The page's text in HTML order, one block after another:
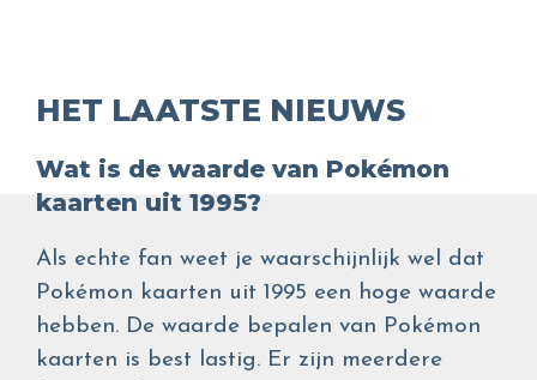
HET LAATSTE NIEUWS
Wat is de waarde van Pokémon
kaarten uit 1995?
Als echte fan weet je waarschijnlijk wel dat
Pokémon kaarten uit 1995 een hoge waarde
hebben. De waarde bepalen van Pokémon
kaarten is best lastig. Er zijn meerdere